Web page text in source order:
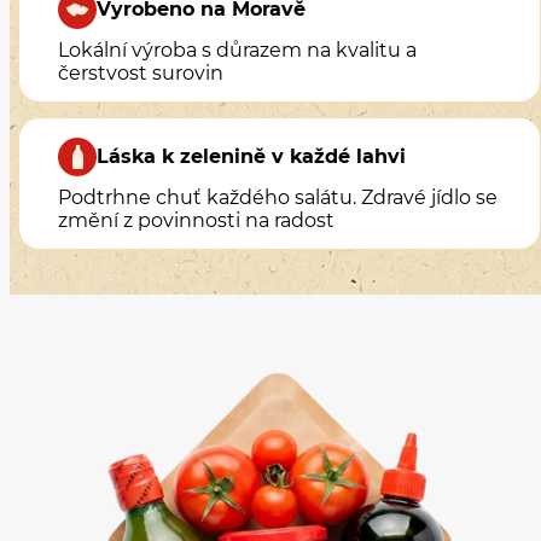
Lokální výroba s důrazem na kvalitu a
čerstvost surovin
Láska k zelenině v každé lahvi
Podtrhne chuť každého salátu. Zdravé jídlo se
změní z povinnosti na radost